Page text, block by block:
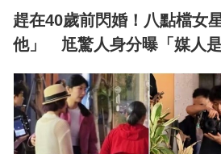
趕在40歲前閃婚！八點檔女
他」 尪驚人身分曝「媒人是